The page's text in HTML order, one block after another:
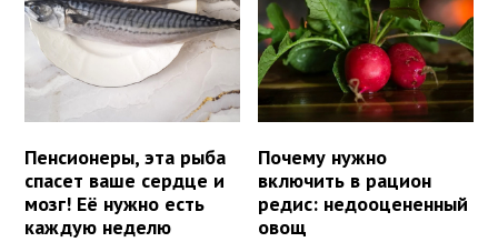
Пенсионеры, эта рыба
спасет ваше сердце и
мозг! Её нужно есть
каждую неделю
Почему нужно
включить в рацион
редис: недооцененный
овощ